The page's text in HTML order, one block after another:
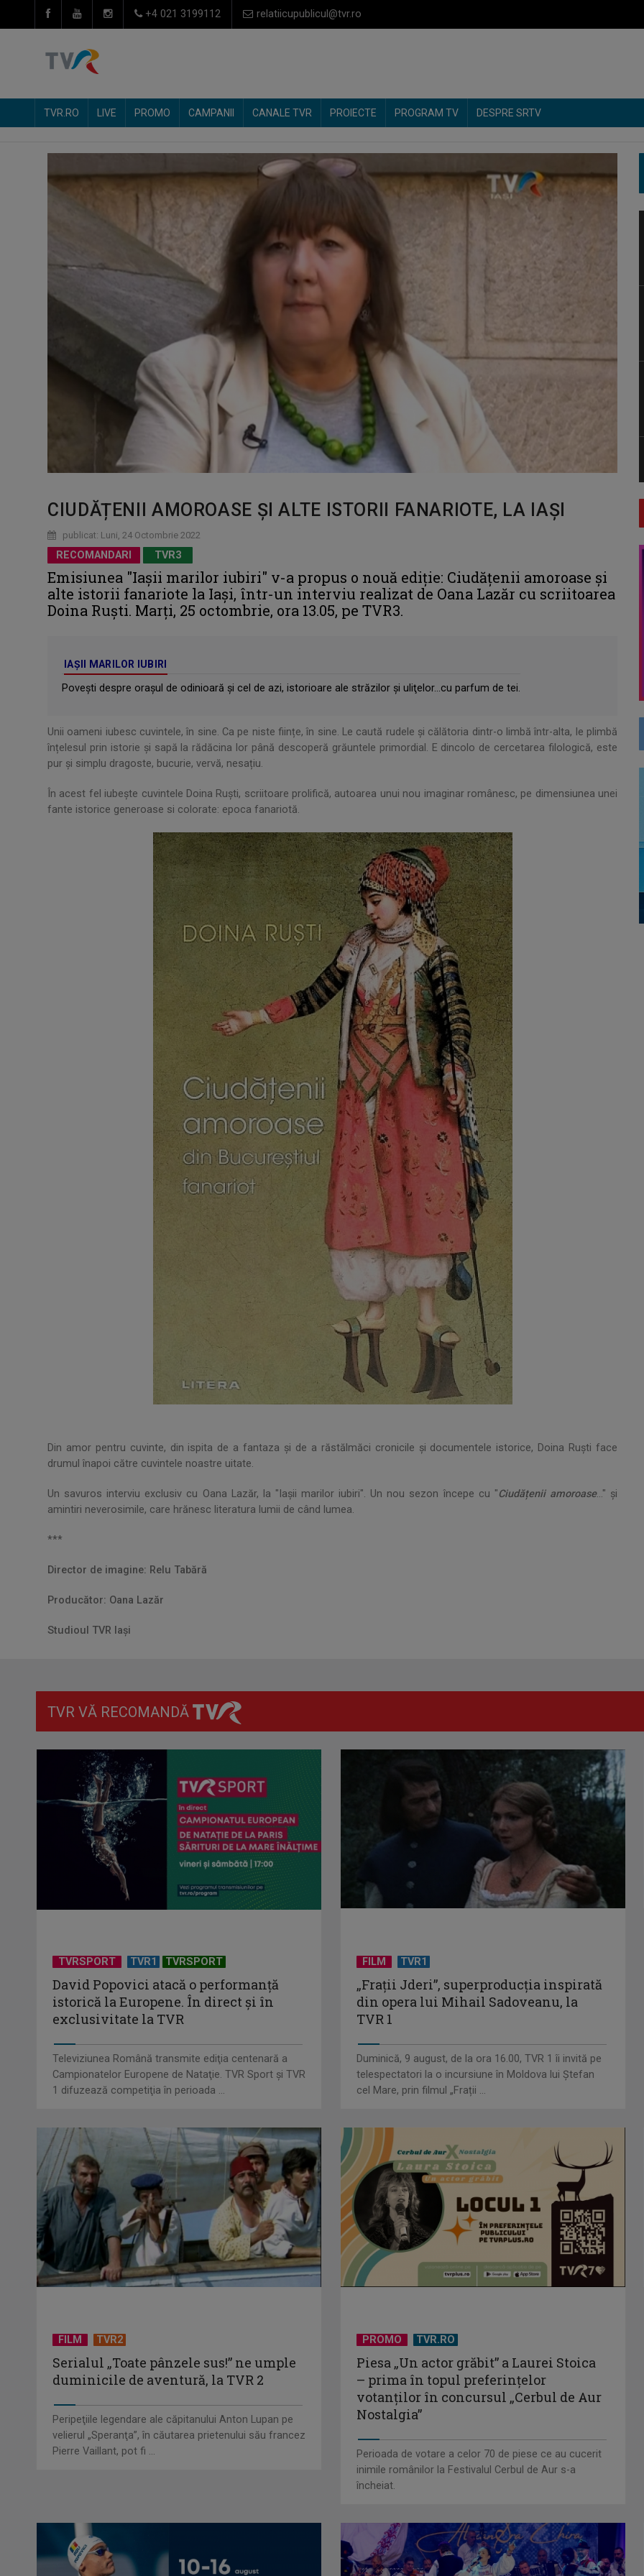
+4 021 3199112 relatiicupublicul@tvr.ro
TVR.RO LIVE PROMO CAMPANII CANALE TVR PROIECTE PROGRAM TV DESPRE SRTV
CIUDĂȚENII AMOROASE ȘI ALTE ISTORII FANARIOTE, LA IAȘI
publicat: Luni, 24 Octombrie 2022
RECOMANDARI TVR3
Emisiunea "Iaşii marilor iubiri" v-a propus o nouă ediție: Ciudățenii amoroase și
alte istorii fanariote la Iași, într-un interviu realizat de Oana Lazăr cu scriitoarea
Doina Ruști. Marți, 25 octombrie, ora 13.05, pe TVR3.
IAȘII MARILOR IUBIRI
Poveşti despre oraşul de odinioară şi cel de azi, istorioare ale străzilor şi uliţelor...cu parfum de tei.
Unii oameni iubesc cuvintele, în sine. Ca pe niste ființe, în sine. Le caută rudele și călătoria dintr-o limbă într-alta, le plimbă
înțelesul prin istorie și sapă la rădăcina lor până descoperă grăuntele primordial. E dincolo de cercetarea filologică, este
pur și simplu dragoste, bucurie, vervă, nesațiu.
În acest fel iubește cuvintele Doina Ruști, scriitoare prolifică, autoarea unui nou imaginar românesc, pe dimensiunea unei
fante istorice generoase si colorate: epoca fanariotă.
Din amor pentru cuvinte, din ispita de a fantaza și de a răstălmăci cronicile și documentele istorice, Doina Ruști face
drumul înapoi către cuvintele noastre uitate.
Un savuros interviu exclusiv cu Oana Lazăr, la "Iașii marilor iubiri". Un nou sezon începe cu "Ciudățenii amoroase..." și
amintiri neverosimile, care hrănesc literatura lumii de când lumea.
***
Director de imagine: Relu Tabără
Producător: Oana Lazăr
Studioul TVR Iași
TVR VĂ RECOMANDĂ
TVRSPORT TVR1 TVRSPORT
David Popovici atacă o performanţă
istorică la Europene. În direct şi în
exclusivitate la TVR
Televiziunea Română transmite ediţia centenară a
Campionatelor Europene de Nataţie. TVR Sport şi TVR
1 difuzează competiţia în perioada ...
FILM TVR1
„Frații Jderi”, superproducția inspirată
din opera lui Mihail Sadoveanu, la
TVR 1
Duminică, 9 august, de la ora 16.00, TVR 1 îi invită pe
telespectatori la o incursiune în Moldova lui Ștefan
cel Mare, prin filmul „Frații ...
FILM TVR2
Serialul „Toate pânzele sus!” ne umple
duminicile de aventură, la TVR 2
Peripeţiile legendare ale căpitanului Anton Lupan pe
velierul „Speranţa”, în căutarea prietenului său francez
Pierre Vaillant, pot fi ...
PROMO TVR.RO
Piesa „Un actor grăbit” a Laurei Stoica
– prima în topul preferinţelor
votanţilor în concursul „Cerbul de Aur
Nostalgia”
Perioada de votare a celor 70 de piese ce au cucerit
inimile românilor la Festivalul Cerbul de Aur s-a
încheiat.